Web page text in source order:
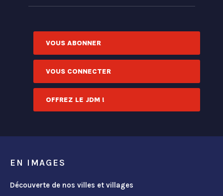
VOUS ABONNER
VOUS CONNECTER
OFFREZ LE JDM !
EN IMAGES
Découverte de nos villes et villages